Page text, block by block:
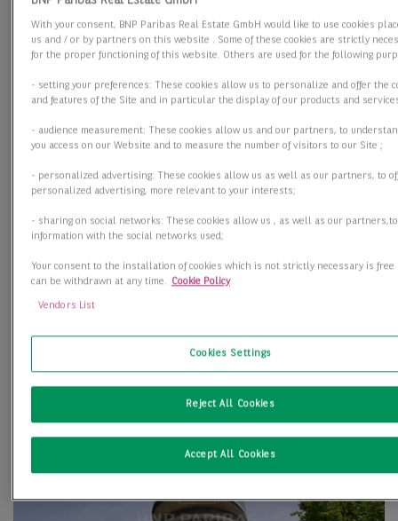
With your consent, BNP Paribas Real Estate GmbH would like to use cookies
us and / or by partners on this website . Some of these cookies are strictly
for the proper functioning of this website. Others are used for the following
- setting your preferences: These cookies allow us to personalize and offer the
and features of the Site and in particular the display of our products and
- audience measurement: These cookies allow us and our partners, to
you access on our Website and to measure the number of visitors to our Site ;
- personalized advertising: These cookies allow us as well as our partners, to
personalized advertising, more relevant to your interests;
- sharing on social networks: These cookies allow us , as well as our
information with the social networks used;
Your consent to the installation of cookies which is not strictly necessary is free
can be withdrawn at any time. Cookie Policy
Vendors List
Cookies Settings
Reject All Cookies
Accept All Cookies